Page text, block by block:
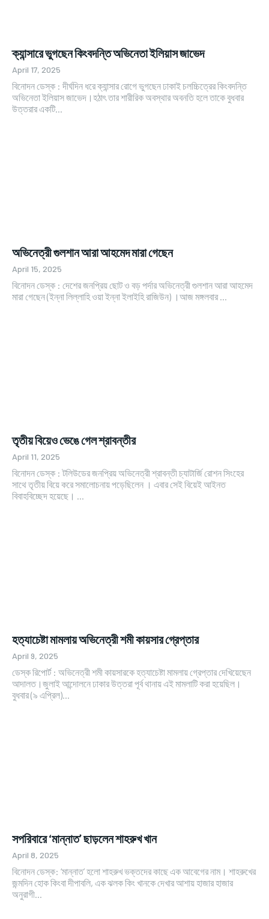
ক্যান্সারে ভুগছেন কিংবদন্তি অভিনেতা ইলিয়াস জাভেদ
April 17, 2025
বিনোদন ডেস্ক : দীর্ঘদিন ধরে ক্যান্সার রোগে ভুগছেন ঢাকাই চলচ্চিত্রের কিংবদন্তি
অভিনেতা ইলিয়াস জাভেদ।হঠাৎ তার শারীরিক অবস্থার অবনতি হলে তাকে বুধবার
উত্তরার একটি...
অভিনেত্রী গুলশান আরা আহমেদ মারা গেছেন
April 15, 2025
বিনোদন ডেস্ক : দেশের জনপ্রিয় ছোট ও বড় পর্দার অভিনেত্রী গুলশান আরা আহমেদ
মারা গেছেন (ইন্না লিল্লাহি ওয়া ইন্না ইলাইহি রাজিউন) ।আজ মঙ্গলবার ...
তৃতীয় বিয়েও ভেঙে গেল শ্রাবন্তীর
April 11, 2025
বিনোদন ডেস্ক : টলিউডের জনপ্রিয় অভিনেত্রী শ্রাবন্তী চ্যাটার্জি রোশন সিংহের
সাথে তৃতীয় বিয়ে করে সমালোচনায় পড়েছিলেন । এবার সেই বিয়েই আইনত
বিবাহবিচ্ছেদ হয়েছে। ...
হত্যাচেষ্টা মামলায় অভিনেত্রী শমী কায়সার গ্রেপ্তার
April 9, 2025
ডেস্ক রিপোর্ট : অভিনেত্রী শমী কায়সারকে হত্যাচেষ্টা মামলায় গ্রেপ্তার দেখিয়েছেন
আদালত।জুলাই আন্দোলনে ঢাকার উত্তরা পূর্ব থানায় এই মামলাটি করা হয়েছিল।
বুধবার (৯ এপ্রিল)...
সপরিবারে ‘মান্নাত’ ছাড়লেন শাহরুখ খান
April 8, 2025
বিনোদন ডেস্ক: ‘মান্নাত’ হলো শাহরুখ ভক্তদের কাছে এক আবেগের নাম। শাহরুখের
জন্মদিন হোক কিংবা দীপাবলি, এক ঝলক কিং খানকে দেখার আশায় হাজার হাজার
অনুরাগী...